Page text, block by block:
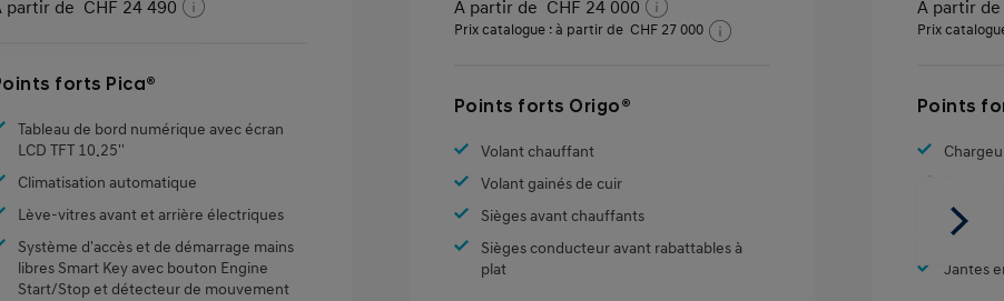
partir de CHF 24 490
forts Pica®
Tableau de bord numérique avec écran
LCD TFT 10.25''
Climatisation automatique
Lève-vitres avant et arrière électriques
Système d'accès et de démarrage mains
libres Smart Key avec bouton Engine
Start/Stop et détecteur de mouvement
A partir de CHF 24 000
Prix catalogue : à partir de CHF 27 000
Points forts Origo®
Volant chauffant
Volant gainés de cuir
Sièges avant chauffants
Sièges conducteur avant rabattables à
plat
A partir de
Prix
Points
incl.)
Feu
Jantes